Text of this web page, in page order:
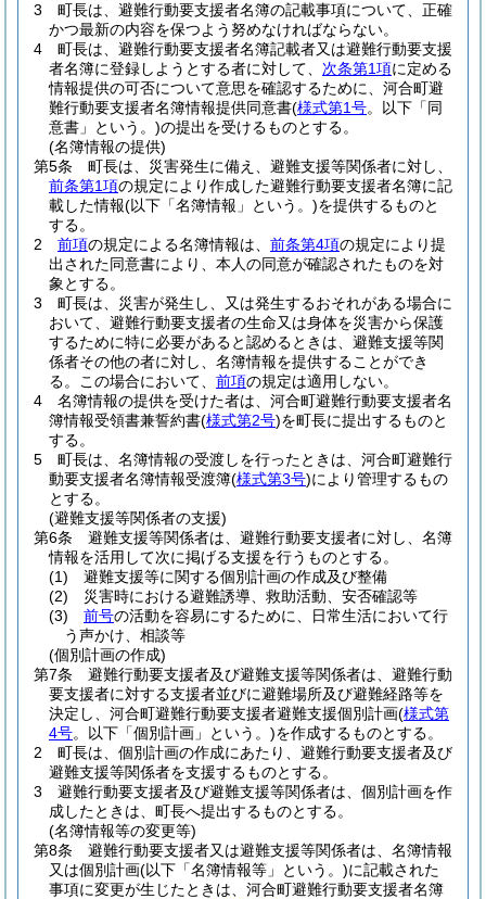
3
町長は、避難行動要支援者名簿の記載事項について、正確
かつ最新の内容を保つよう努めなければならない。
4
町長は、避難行動要支援者名簿記載者又は避難行動要支援
者名簿に登録しようとする者に対して、 次条第1項に定める
情報提供の可否について意思を確認するために、河合町避
難行動要支援者名簿情報提供同意書(様式第1号。以下「同
意書」という。)の提出を受けるものとする。
(名簿情報の提供)
第5条
町長は、災害発生に備え、避難支援等関係者に対し、
前条第1項の規定により作成した避難行動要支援者名簿に記
載した情報(以下「名簿情報」という。)を提供するものと
する。
2
前項の規定による名簿情報は、 前条第4項の規定により提
出された同意書により、本人の同意が確認されたものを対
象とする。
3
町長は、災害が発生し、又は発生するおそれがある場合に
おいて、避難行動要支援者の生命又は身体を災害から保護
するために特に必要があると認めるときは、避難支援等関
係者その他の者に対し、名簿情報を提供することができ
る。
この場合において、 前項の規定は適用しない。
4
名簿情報の提供を受けた者は、河合町避難行動要支援者名
簿情報受領書兼誓約書(様式第2号)を町長に提出するものと
する。
5
町長は、名簿情報の受渡しを行ったときは、河合町避難行
動要支援者名簿情報受渡簿(様式第3号)により管理するもの
とする。
(避難支援等関係者の支援)
第6条
避難支援等関係者は、避難行動要支援者に対し、名簿
情報を活用して次に掲げる支援を行うものとする。
(1)
避難支援等に関する個別計画の作成及び整備
(2)
災害時における避難誘導、救助活動、安否確認等
(3)
前号の活動を容易にするために、日常生活において行
う声かけ、相談等
(個別計画の作成)
第7条
避難行動要支援者及び避難支援等関係者は、避難行動
要支援者に対する支援者並びに避難場所及び避難経路等を
決定し、河合町避難行動要支援者避難支援個別計画(様式第
4号。以下「個別計画」という。)を作成するものとする。
2
町長は、個別計画の作成にあたり、避難行動要支援者及び
避難支援等関係者を支援するものとする。
3
避難行動要支援者及び避難支援等関係者は、個別計画を作
成したときは、町長へ提出するものとする。
(名簿情報等の変更等)
第8条
避難行動要支援者又は避難支援等関係者は、名簿情報
又は個別計画(以下「名簿情報等」という。)に記載された
事項に変更が生じたときは、河合町避難行動要支援者名簿